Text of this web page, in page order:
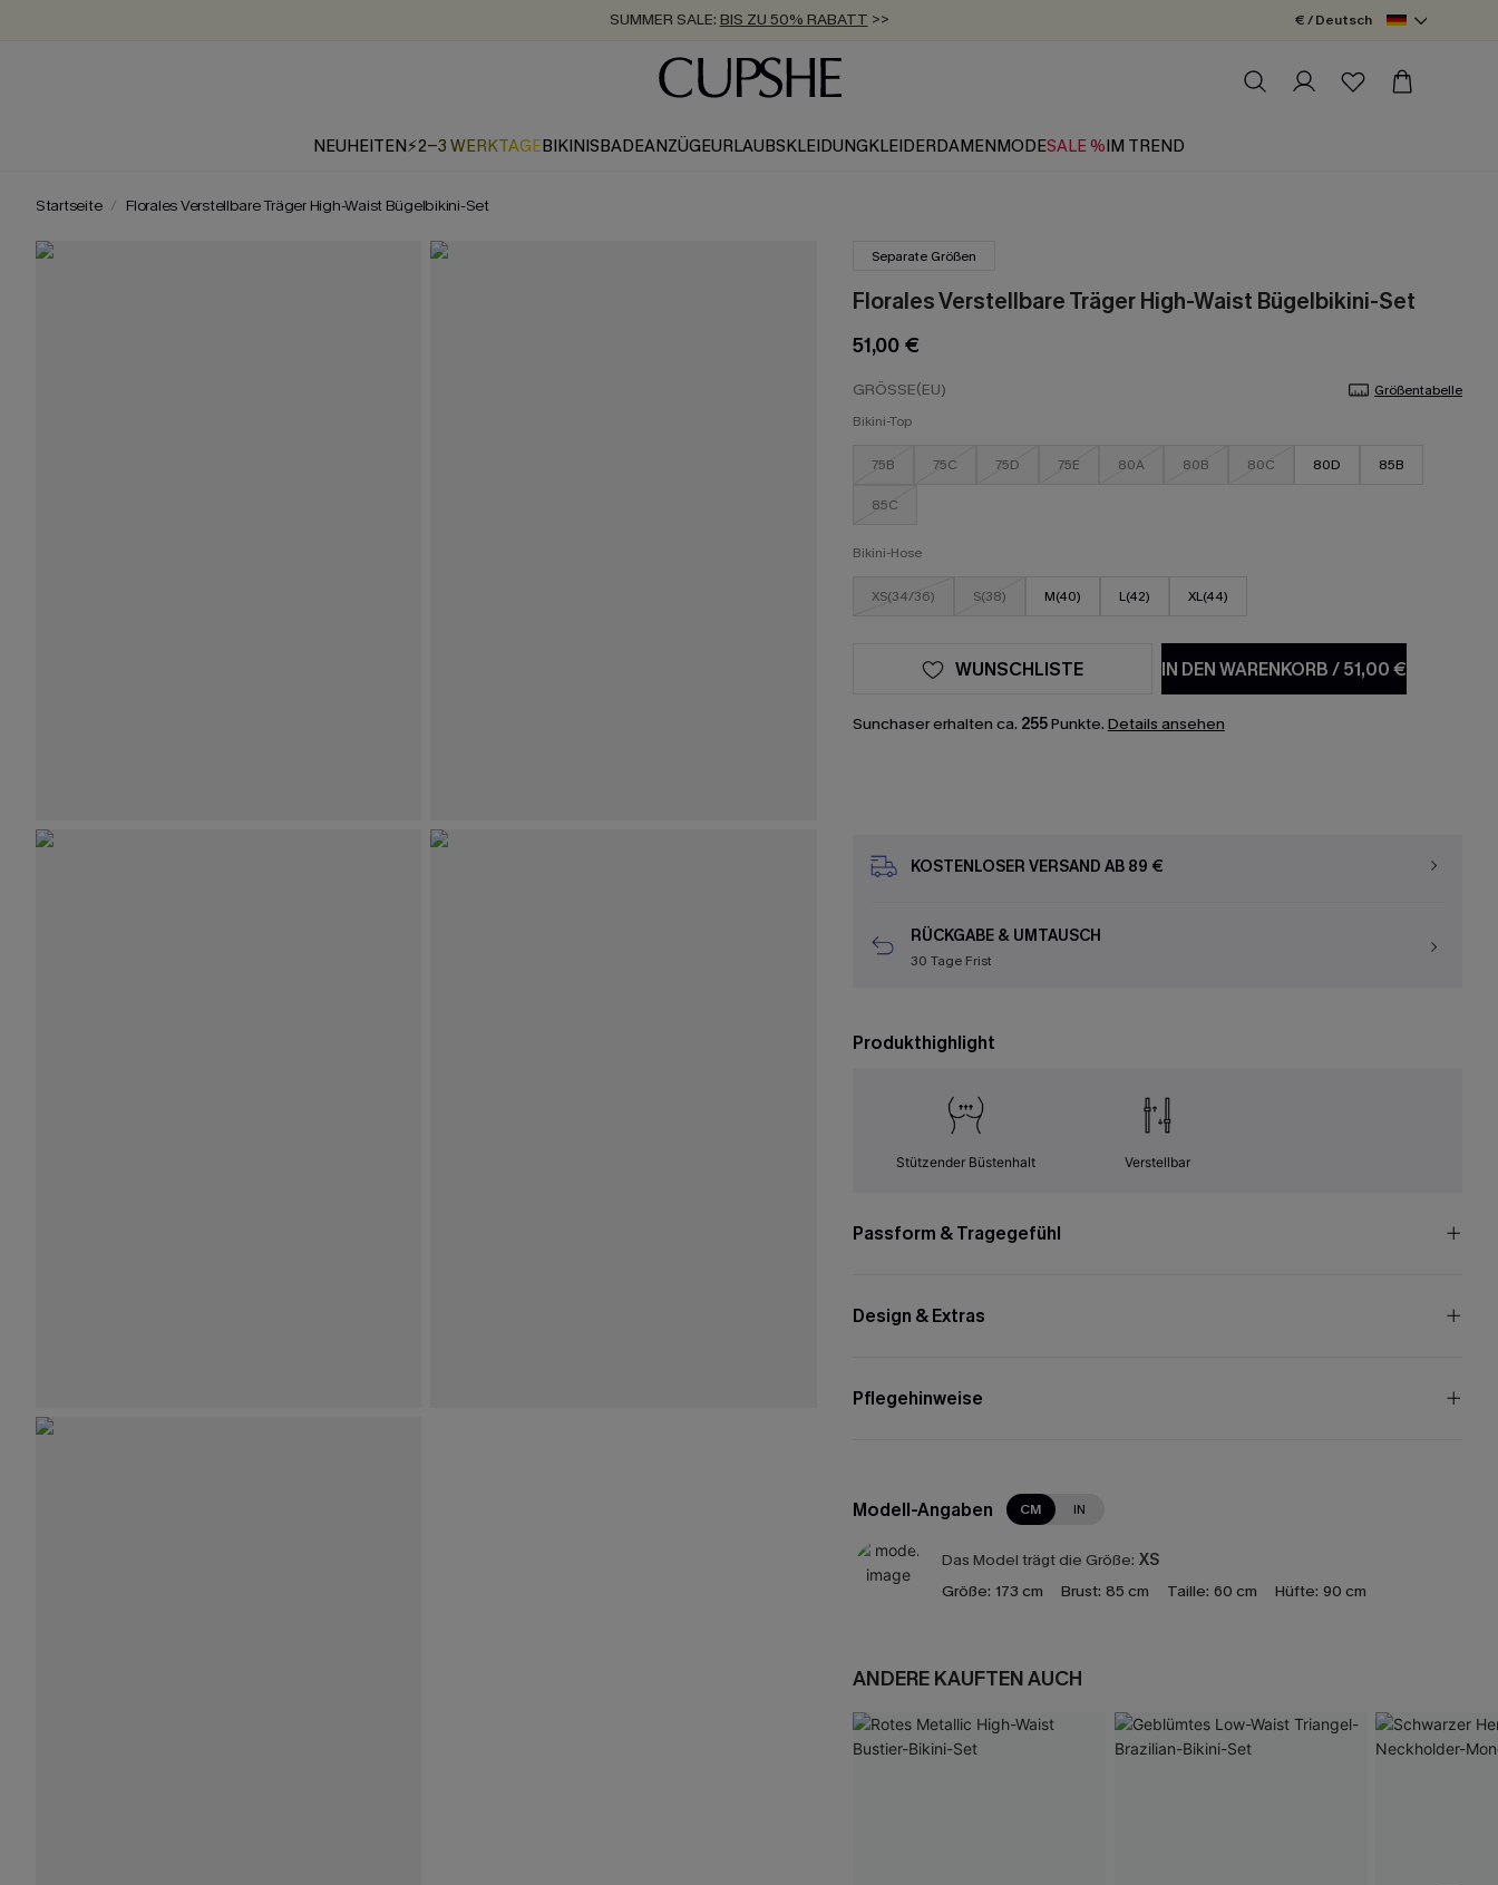
SUMMER SALE: BIS ZU 50% RABATT >>
ZUM NEWSLETTER:BIS ZU -20% EXTRA ERHALTEN
KOSTENLOSER VERSAND AB 89 €
€ / Deutsch
NEUHEITEN⚡2-3 WERKTAGEBIKINISBADEANZÜGEURLAUBSKLEIDUNGKLEIDERDAMENMODESALE %IM TREND
Startseite Florales Verstellbare Träger High-Waist Bügelbikini-Set
Separate Größen
Florales Verstellbare Träger High-Waist Bügelbikini-Set
51,00 €
GRÖSSE(EU)
Größentabelle
Bikini-Top
75B 75C 75D 75E 80A 80B 80C 80D 85B
85C
Bikini-Hose
XS(34/36) S(38) M(40) L(42) XL(44)
IN DEN WARENKORB/51,00 €
WUNSCHLISTE
Sunchaser erhalten ca. 255Punkte. Details ansehen
KOSTENLOSER VERSAND AB 89 €
RÜCKGABE & UMTAUSCH
30 Tage Frist
Produkthighlight
Stützender Büstenhalt Verstellbar
Passform & Tragegefühl
Design & Extras
Pflegehinweise
Modell-Angaben CM IN
Das Model trägt die Größe: XS
Größe: 173 cm Brust: 85 cm Taille: 60 cm Hüfte: 90 cm
ANDERE KAUFTEN AUCH